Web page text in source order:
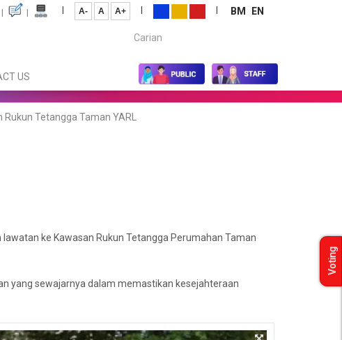
| | | A- A A+ | | BM
EN
Carian...
US
Rukun Tetangga Taman YARL
ke Kawasan Rukun Tetangga Perumahan Taman
yang sewajarnya dalam memastikan kesejahteraan
Voting